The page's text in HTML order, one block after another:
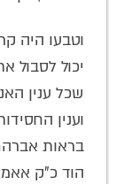
וטבעו היה
יכול לסבול
שכל ענין
וענין
בראות
הוד כ"ק